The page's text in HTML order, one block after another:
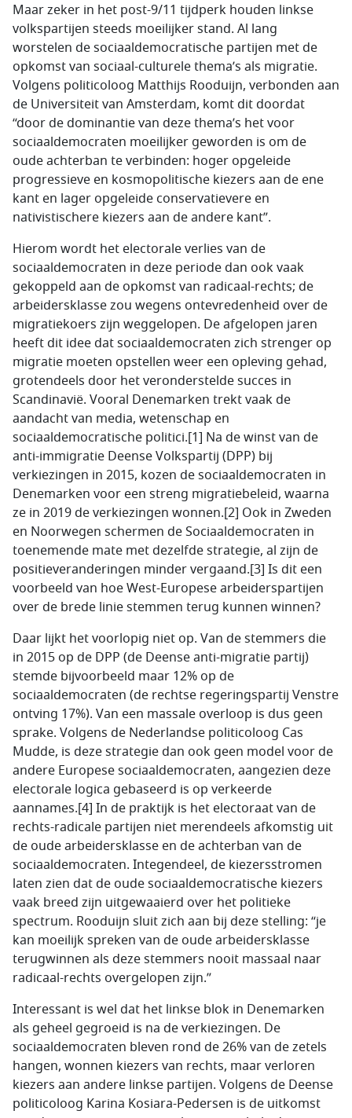
Maar zeker in het post-9/11 tijdperk houden linkse
volkspartijen steeds moeilijker stand. Al lang
worstelen de sociaaldemocratische partijen met de
opkomst van sociaal-culturele thema’s als migratie.
Volgens politicoloog Matthijs Rooduijn, verbonden aan
de Universiteit van Amsterdam, komt dit doordat
“door de dominantie van deze thema’s het voor
sociaaldemocraten moeilijker geworden is om de
oude achterban te verbinden: hoger opgeleide
progressieve en kosmopolitische kiezers aan de ene
kant en lager opgeleide conservatievere en
nativistischere kiezers aan de andere kant”.
Hierom wordt het electorale verlies van de
sociaaldemocraten in deze periode dan ook vaak
gekoppeld aan de opkomst van radicaal-rechts; de
arbeidersklasse zou wegens ontevredenheid over de
migratiekoers zijn weggelopen. De afgelopen jaren
heeft dit idee dat sociaaldemocraten zich strenger op
migratie moeten opstellen weer een opleving gehad,
grotendeels door het veronderstelde succes in
Scandinavië. Vooral Denemarken trekt vaak de
aandacht van media, wetenschap en
sociaaldemocratische politici.[1] Na de winst van de
anti-immigratie Deense Volkspartij (DPP) bij
verkiezingen in 2015, kozen de sociaaldemocraten in
Denemarken voor een streng migratiebeleid, waarna
ze in 2019 de verkiezingen wonnen.[2] Ook in Zweden
en Noorwegen schermen de Sociaaldemocraten in
toenemende mate met dezelfde strategie, al zijn de
positieveranderingen minder vergaand.[3] Is dit een
voorbeeld van hoe West-Europese arbeiderspartijen
over de brede linie stemmen terug kunnen winnen?
Daar lijkt het voorlopig niet op. Van de stemmers die
in 2015 op de DPP (de Deense anti-migratie partij)
stemde bijvoorbeeld maar 12% op de
sociaaldemocraten (de rechtse regeringspartij Venstre
ontving 17%). Van een massale overloop is dus geen
sprake. Volgens de Nederlandse politicoloog Cas
Mudde, is deze strategie dan ook geen model voor de
andere Europese sociaaldemocraten, aangezien deze
electorale logica gebaseerd is op verkeerde
aannames.[4] In de praktijk is het electoraat van de
rechts-radicale partijen niet merendeels afkomstig uit
de oude arbeidersklasse en de achterban van de
sociaaldemocraten. Integendeel, de kiezersstromen
laten zien dat de oude sociaaldemocratische kiezers
vaak breed zijn uitgewaaierd over het politieke
spectrum. Rooduijn sluit zich aan bij deze stelling: “je
kan moeilijk spreken van de oude arbeidersklasse
terugwinnen als deze stemmers nooit massaal naar
radicaal-rechts overgelopen zijn.”
Interessant is wel dat het linkse blok in Denemarken
als geheel gegroeid is na de verkiezingen. De
sociaaldemocraten bleven rond de 26% van de zetels
hangen, wonnen kiezers van rechts, maar verloren
kiezers aan andere linkse partijen. Volgens de Deense
politicoloog Karina Kosiara-Pedersen is de uitkomst